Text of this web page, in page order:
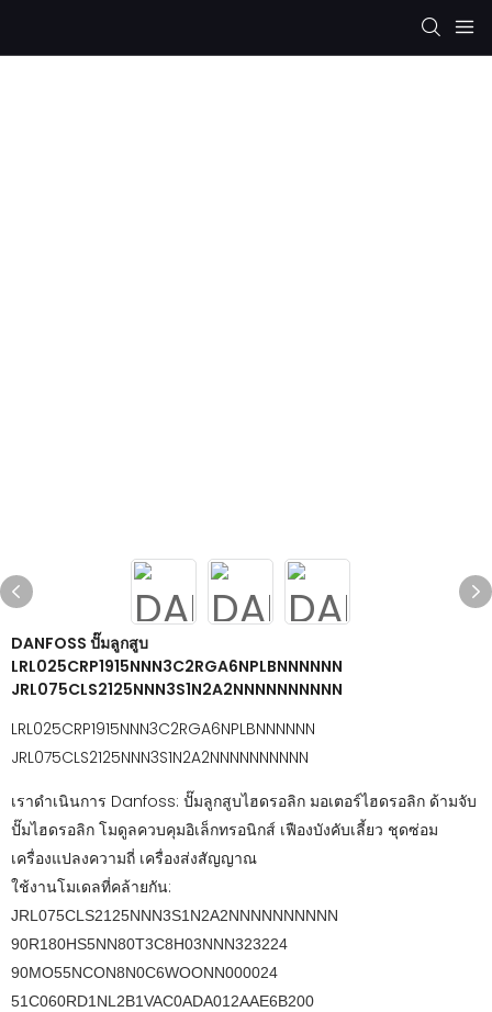
DANFOSS ปั๊มลูกสูบ
LRL025CRP1915NNN3C2RGA6NPLBNNNNNN
JRL075CLS2125NNN3S1N2A2NNNNNNNNNN
LRL025CRP1915NNN3C2RGA6NPLBNNNNNN
JRL075CLS2125NNN3S1N2A2NNNNNNNNNN
เราดำเนินการ Danfoss: ปั๊มลูกสูบไฮดรอลิก มอเตอร์ไฮดรอลิก ด้ามจับ
ปั๊มไฮดรอลิก โมดูลควบคุมอิเล็กทรอนิกส์ เฟืองบังคับเลี้ยว ชุดซ่อม
เครื่องแปลงความถี่ เครื่องส่งสัญญาณ
ใช้งานโมเดลที่คล้ายกัน:
JRL075CLS2125NNN3S1N2A2NNNNNNNNNN
90R180HS5NN80T3C8H03NNN323224
90MO55NCON8N0C6WOONN000024
51C060RD1NL2B1VAC0ADA012AAE6B200